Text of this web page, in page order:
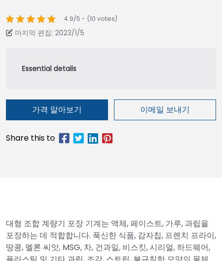
4.9/5 - (10 votes)
마지막 편집: 2023/1/5
가격 알아보기 이메일 보내기
대형 조합 계량기 포장 기계는 액체, 페이스트, 가루, 과립을
포장하는 데 적합합니다. 푹신한 식품, 감자칩, 프렌치 프라이,
땅콩, 멜론 씨앗, MSG, 차, 건과일, 비스킷, 시리얼, 하드웨어,